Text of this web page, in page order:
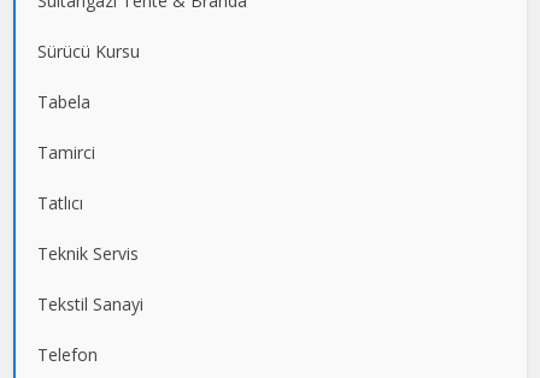
Sürücü Kursu
Tabela
Tamirci
Tatlıcı
Teknik Servis
Tekstil Sanayi
Telefon